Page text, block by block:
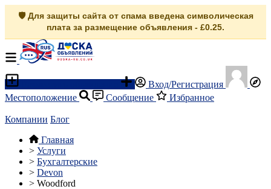
🛡️ Для защиты сайта от спама введена символическая
плата за размещение объявления - £0.25.
Вход/Регистрация
Местоположение
Сообщение Избранное
Компании Блог
Главная
> Услуги
> Бухгалтерские
> Devon
> Woodford